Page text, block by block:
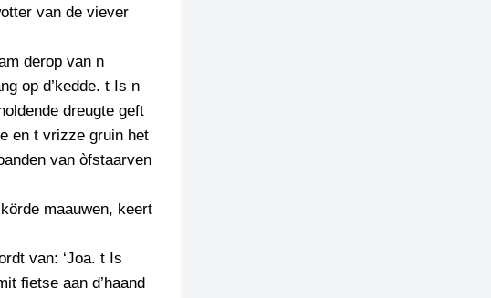
van de viever
derop van n
op d’kedde. t Is n
dreugte geft
en t vrizze gruin het
van òfstaarven
maauwen, keert
van: ‘Joa. t Is
fietse aan d’haand